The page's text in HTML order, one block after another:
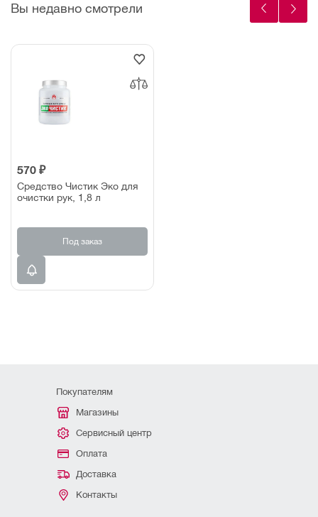
Вы недавно смотрели
570 ₽
Средство Чистик Эко для
очистки рук, 1,8 л
Под заказ
Покупателям
Магазины
Сервисный центр
Оплата
Доставка
Контакты